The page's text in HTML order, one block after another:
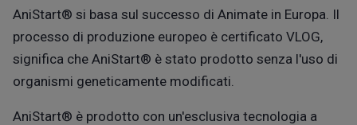
AniStart® si basa sul successo di Animate in Europa. Il
processo di produzione europeo è certificato VLOG,
significa che AniStart® è stato prodotto senza l'uso di
organismi geneticamente modificati.
AniStart® è prodotto con un'esclusiva tecnologia a